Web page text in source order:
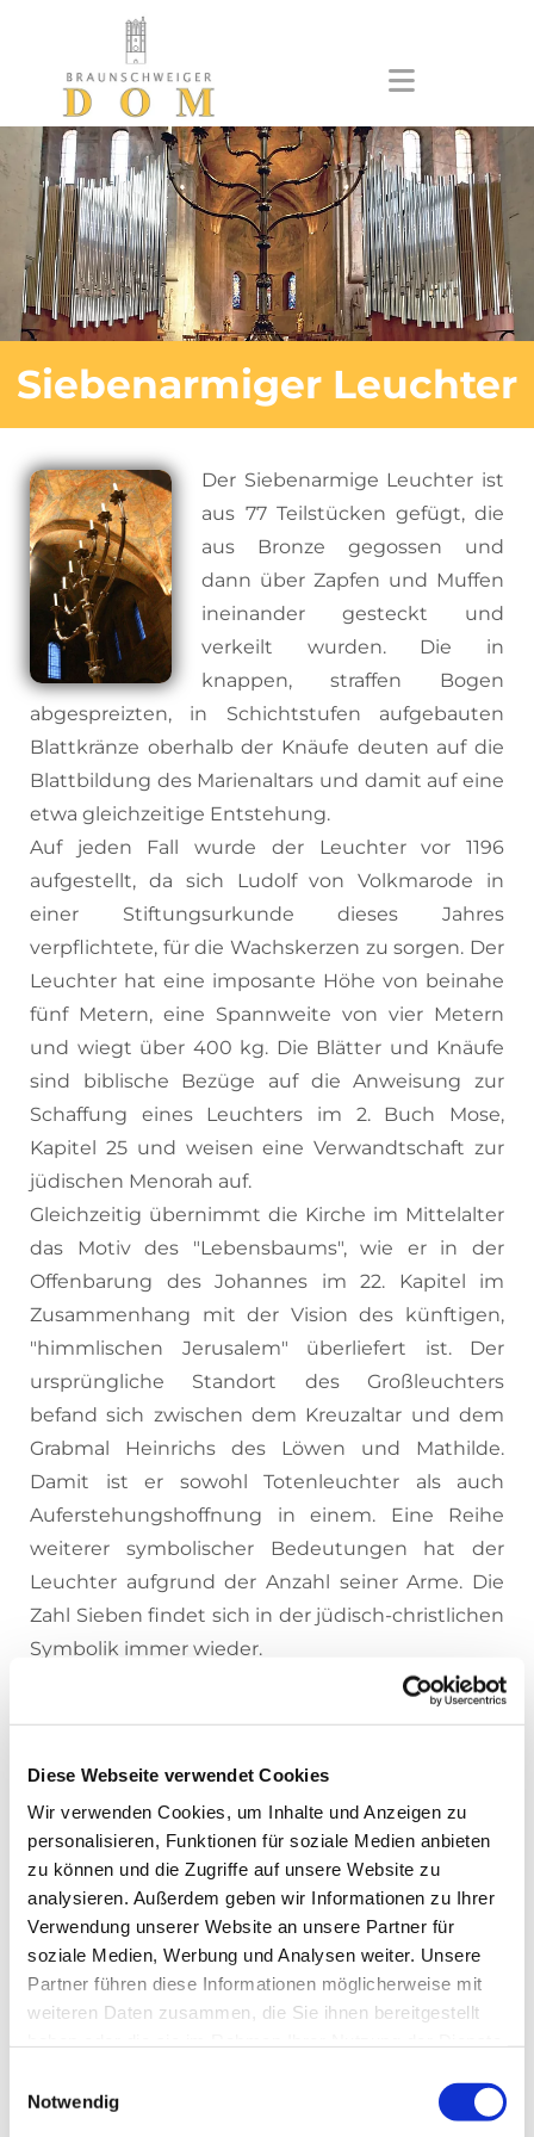
Diese Webseite verwendet Cookies
Wir verwenden Cookies, um Inhalte und Anzeigen zu
personalisieren, Funktionen für soziale Medien anbieten
zu können und die Zugriffe auf unsere Website zu
analysieren. Außerdem geben wir Informationen zu Ihrer
Verwendung unserer Website an unsere Partner für
soziale Medien, Werbung und Analysen weiter. Unsere
Partner führen diese Informationen möglicherweise mit
weiteren Daten zusammen, die Sie ihnen bereitgestellt
Notwendig
Zum Inhalt springen
Siebenarmiger Leuchter
Der Siebenarmige Leuchter ist
aus 77 Teilstücken gefügt, die
aus Bronze gegossen und
dann über Zapfen und Muffen
ineinander gesteckt und
verkeilt wurden. Die in
knappen, straffen Bogen
abgespreizten, in Schichtstufen aufgebauten
Blattkränze oberhalb der Knäufe deuten auf die
Blattbildung des Marienaltars und damit auf eine
etwa gleichzeitige Entstehung.
Auf jeden Fall wurde der Leuchter vor 1196
aufgestellt, da sich Ludolf von Volkmarode in
einer Stiftungsurkunde dieses Jahres
verpflichtete, für die Wachskerzen zu sorgen. Der
Leuchter hat eine imposante Höhe von beinahe
fünf Metern, eine Spannweite von vier Metern
und wiegt über 400 kg. Die Blätter und Knäufe
sind biblische Bezüge auf die Anweisung zur
Schaffung eines Leuchters im 2. Buch Mose,
Kapitel 25 und weisen eine Verwandtschaft zur
jüdischen Menorah auf.
Gleichzeitig übernimmt die Kirche im Mittelalter
das Motiv des "Lebensbaums", wie er in der
Offenbarung des Johannes im 22. Kapitel im
Zusammenhang mit der Vision des künftigen,
"himmlischen Jerusalem" überliefert ist. Der
ursprüngliche Standort des Großleuchters
befand sich zwischen dem Kreuzaltar und dem
Grabmal Heinrichs des Löwen und Mathilde.
Damit ist er sowohl Totenleuchter als auch
Auferstehungshoffnung in einem. Eine Reihe
weiterer symbolischer Bedeutungen hat der
Leuchter aufgrund der Anzahl seiner Arme. Die
Zahl Sieben findet sich in der jüdisch-christlichen
Symbolik immer wieder.
Man denke zum Beispiel an die sieben Tage der
Heiligen Geistes. Zur Zeit der französischen
Okkupation des Herzogtums Braunschweig setzt
der in Kassel residierende König Jérome den
Siebenarmigen Leuchter nebst dem Burglöwen
auf die Beutekunstliste. Sie sollten Teile von
Napoleons Sammlung im Pariser Louvre werden.
Doch der Leuchter ist gerade in Holzkisten
eingelagert und nicht auffindbar. Die Niederlage
Napoleons und die Restitution des Herzogtums
machen diesem Ansinnen ein abruptes Ende.
Neben dem Braunschweiger Leuchter sind